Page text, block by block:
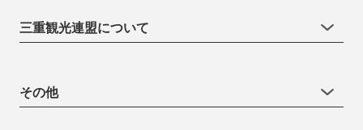
三重観光連盟について
その他